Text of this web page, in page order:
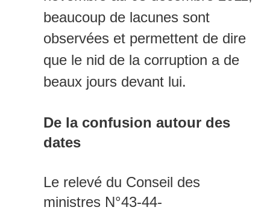
beaucoup de lacunes sont
observées et permettent de dire
que le nid de la corruption a de
beaux jours devant lui.
De la confusion autour des
dates
Le relevé du Conseil des
ministres N°43-44-